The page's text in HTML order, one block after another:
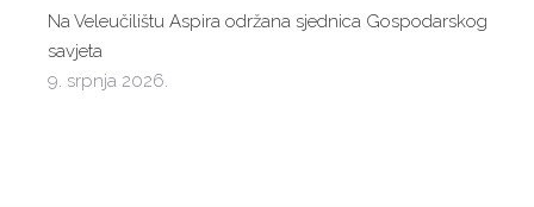
Na Veleučilištu Aspira održana sjednica Gospodarskog
savjeta
9. srpnja 2026.